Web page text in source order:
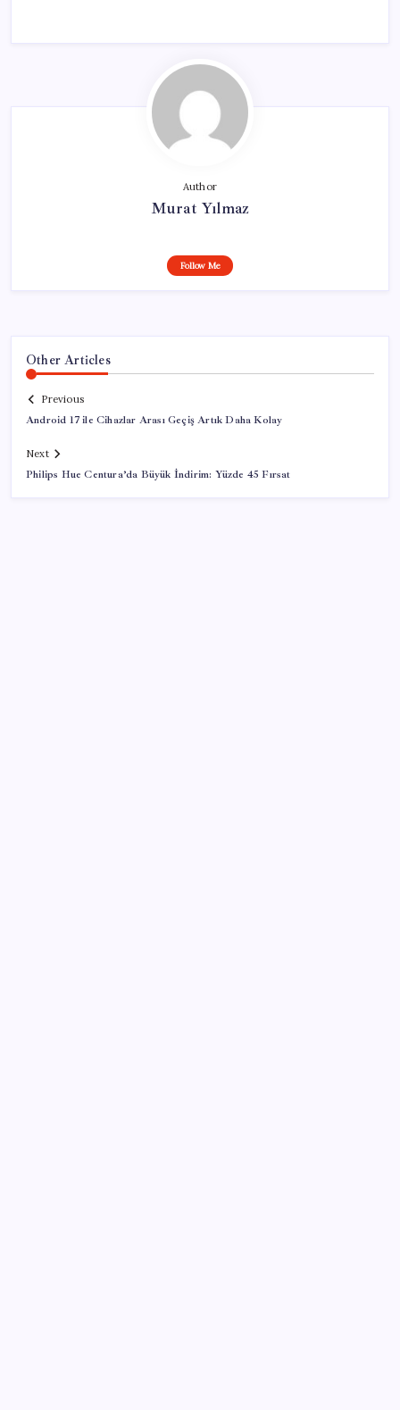
Author
Murat Yılmaz
Follow Me
Other Articles
Previous
Android 17 ile Cihazlar Arası Geçiş Artık Daha Kolay
Next
Philips Hue Centura’da Büyük İndirim: Yüzde 45 Fırsat